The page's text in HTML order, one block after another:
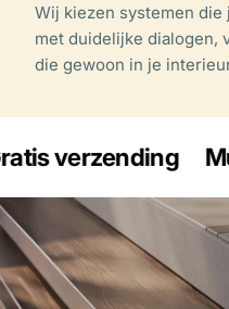
Wij kiezen systemen
met duidelijke dialogen,
die gewoon in je
verzending